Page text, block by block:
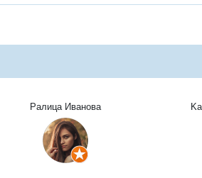
Ралица Иванова